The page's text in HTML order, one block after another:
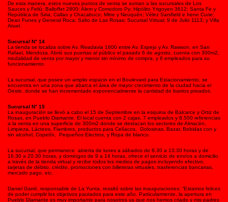
De esta manera, estos nuevos puntos de venta se suman a las sucursales de Los
Sauces y Feliú; Balloffet 2800; Alem y Comodoro Py; Hipólito Yrigoyen 3612; Santa Fe y
República de Siria; Callao y Chacabuco; Mitre y Neuquén; Vélez Sarsfield e Irene Curie;
Dean Funes y General Roca; Salto de Las Rosas; Sucursal Virtual; 9 de Julio 1113; y Villa
Atuel.
Sucursal N° 14
La tienda se localiza sobre Av. Rivadavia 1600 entre Av. Espejo y Av. Rawson, en San
Rafael, Mendoza. Abrió sus puertas al público el pasado 6 de agosto, cuenta con 300m2,
modalidad de venta por mayor y menor sin mínimo de compra, y 6 empleados para su
funcionamiento.
La sucursal, que posee un amplio espacio en el Boulevard para Estacionamiento, se
encuentra en una zona que abarca el área de mayor crecimiento de la ciudad hacia el
Oeste, donde se han incrementado exponencialmente la cantidad de barrios privados.
Sucursal N° 15
La inauguración se llevó a cabo el 15 de Septiembre en la esquina de Balcarce y Ortiz de
Rosas, en Pueblo Diamante. El local cuenta con 2 cajas, 7 empleados y 8.500 referencias
a la venta en una superficie de 300m2 donde se destacan los sectores de Almacén,
Limpieza, Lácteos, Fiambres, productos para Celíacos, Golosinas, Bazar, Bebidas con y
sin alcohol, Copetín, Pequeños Electros, y Ropa de blanco.
La sucursal, que permanece abierta de lunes a sábados de 8.30 a 13.30 horas y de
16.30 a 20.30 horas, y domingos de 9 a 14 horas, ofrece el servicio de envíos a domicilio
a través de la tienda virtual y recibe todos los medios de pagos incluyendo efectivo,
tarjetas de débito, crédito, promociones con billeteras virtuales, trasferencias bancarias,
mercado pago, etc.
Daniel Garré, responsable de La Yunta, resaltó sobre las inauguraciones: “Estamos felices
de poder cumplir los objetivos pautados para este año. Particularmente, la apertura en
Pueblo Diamante es muy importante para nosotros ya que nos hemos criado y mis padres